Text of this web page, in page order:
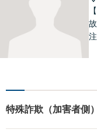
特殊詐欺（加害者側